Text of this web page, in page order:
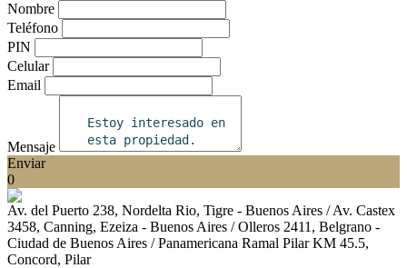
Nombre
Teléfono
PIN
Celular
Email
Mensaje
Enviar
0
Av. del Puerto 238, Nordelta Rio, Tigre - Buenos Aires / Av. Castex
3458, Canning, Ezeiza - Buenos Aires / Olleros 2411, Belgrano -
Ciudad de Buenos Aires / Panamericana Ramal Pilar KM 45.5,
Concord, Pilar